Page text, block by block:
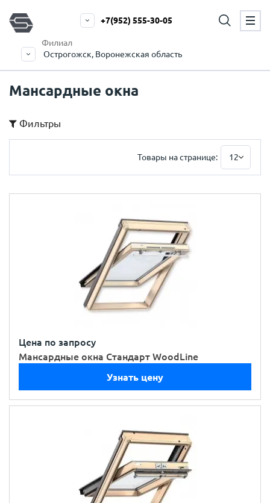
Филиал
Острогожск, Воронежская область
+7(952) 555-30-05
Мансардные окна
Фильтры
Товары на странице: 12
Цена по запросу
Мансардные окна Стандарт WoodLine
Узнать цену